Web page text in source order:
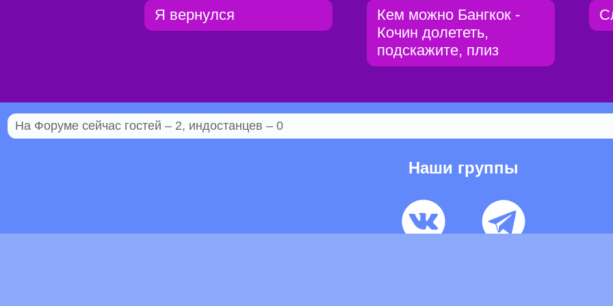
Я вернулся
Кем можно Бангкок -
Кочин долететь,
подскажите, плиз
На Форуме сейчас гостей – 2, индостанцев – 0
Наши группы